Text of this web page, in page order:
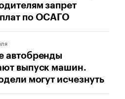
запрет
по ОСАГО
автобренды
выпуск машин.
могут исчезнуть